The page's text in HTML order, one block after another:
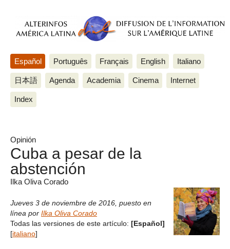
Español Português Français English Italiano
日本語 Agenda Academia Cinema Internet
Index
Opinión
Cuba a pesar de la
abstención
Ilka Oliva Corado
Jueves 3 de noviembre de 2016 puesto en
línea por Ilka Oliva Corado
Todas las versiones de este artículo: [Español]
[italiano]